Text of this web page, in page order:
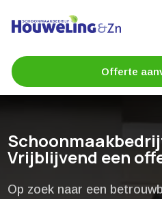
Offerte
Vrijblijvend een
Op zoek naar een